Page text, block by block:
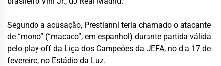
Segundo a acusação, Prestianni teria chamado o atacante
de “mono” (“macaco”, em espanhol) durante partida válida
pelo play-off da Liga dos Campeões da UEFA, no dia 17 de
fevereiro, no Estádio da Luz.